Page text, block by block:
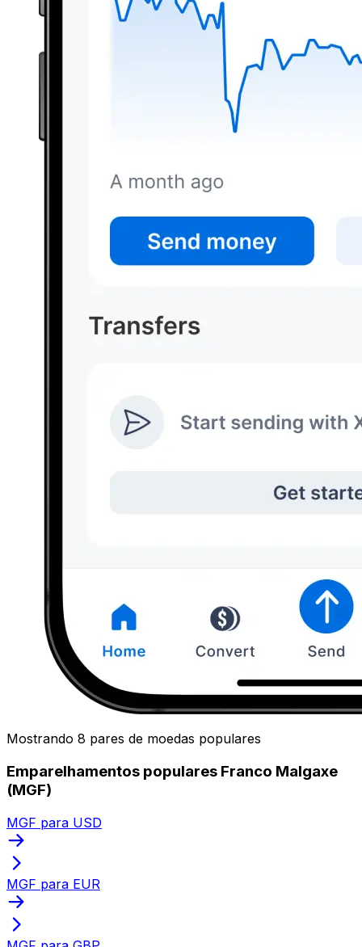
Mostrando 8 pares de moedas populares
Emparelhamentos populares Franco Malgaxe
(MGF)
MGF para USD
MGF para EUR